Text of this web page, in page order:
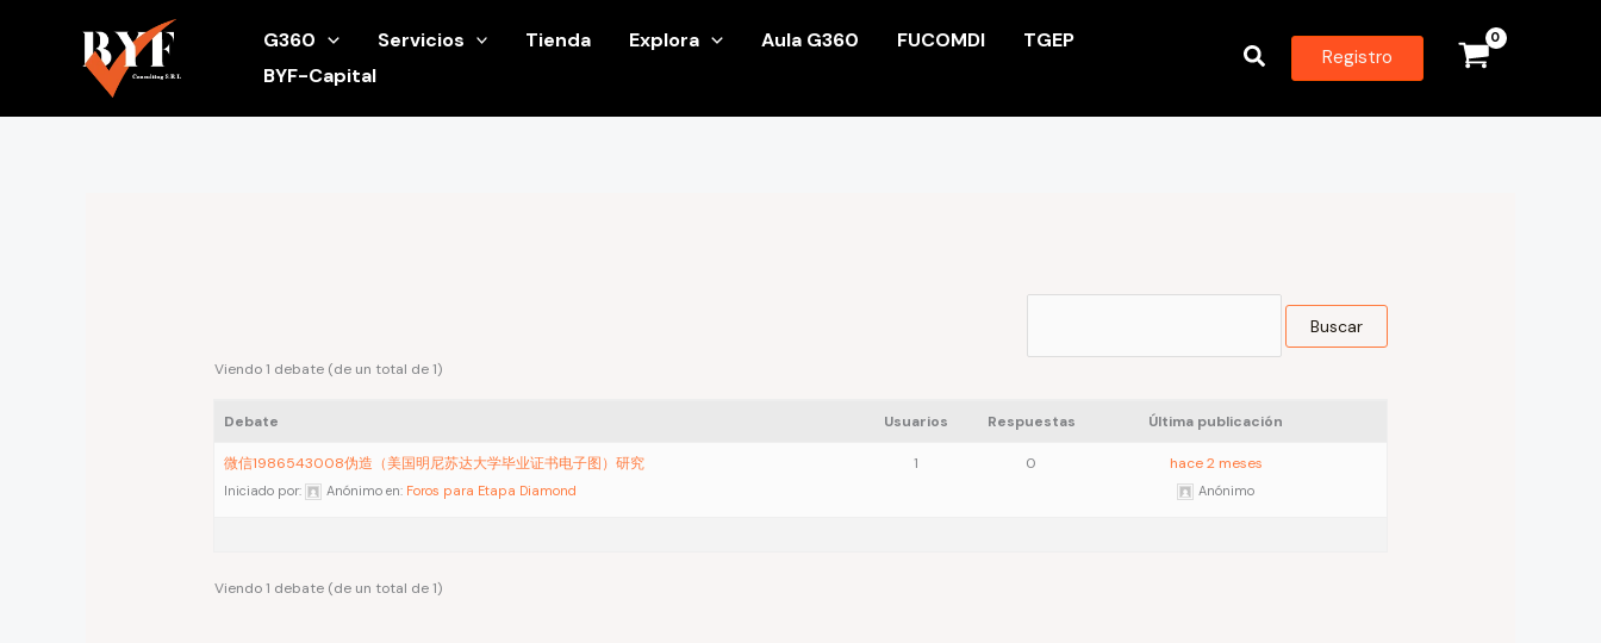
G360 Servicios Tienda Explora Aula G360 FUCOMDI
TGEP
BYF-Capital
Buscar Registro
Viendo 1 debate (de un total de 1)
Debate Usuarios Respuestas Última publicación
微信1986543008伪造（美国明尼苏达大学毕业证书电子图）研究
Iniciado por: Anónimo en: Foros para Etapa Diamond
1 0 hace 2 meses
Anónimo
Viendo 1 debate (de un total de 1)